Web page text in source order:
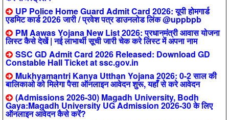
UP Police Home Guard Admit Card 2026: यूपी होमगार्ड
एडमिट कार्ड 2026 जारी / प्रवेश पत्र डाउनलोड लिंक @uppbpb
PM Aawas Yojana New List 2026: प्रधानमंत्री आवास योजना
लिस्ट कैसे देखें | नई लाभार्थी सूची जारी चेक करे लिस्ट में अपना नाम
SSC GD Admit Card 2026 Released: Download GD
Constable Hall Ticket at ssc.gov.in
Mukhyamantri Kanya Utthan Yojana 2026: 0-2 साल की
बालिकाओ को मिलेगा पैसा ऑनलाइन आवेदन शुरू, यहाँ से करे आवेदन
(Admissions 2026-30) Magadh University, Bodh
Gaya:Magadh University UG Admission 2026-30 के लिए
ऑनलाइन आवेदन कैसे करें?